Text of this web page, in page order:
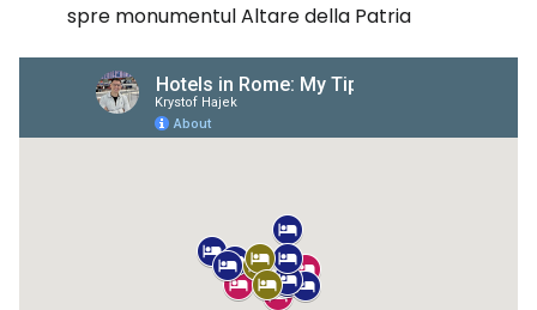
spre monumentul Altare della Patria